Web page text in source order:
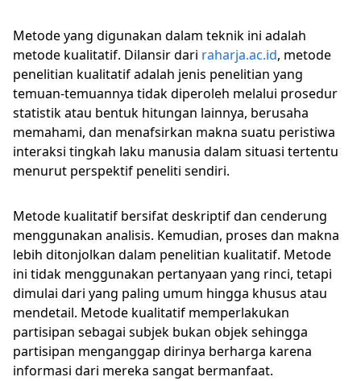
Metode yang digunakan dalam teknik ini adalah
metode kualitatif. Dilansir dari raharja.ac.id, metode
penelitian kualitatif adalah jenis penelitian yang
temuan-temuannya tidak diperoleh melalui prosedur
statistik atau bentuk hitungan lainnya, berusaha
memahami, dan menafsirkan makna suatu peristiwa
interaksi tingkah laku manusia dalam situasi tertentu
menurut perspektif peneliti sendiri.
Metode kualitatif bersifat deskriptif dan cenderung
menggunakan analisis. Kemudian, proses dan makna
lebih ditonjolkan dalam penelitian kualitatif. Metode
ini tidak menggunakan pertanyaan yang rinci, tetapi
dimulai dari yang paling umum hingga khusus atau
mendetail. Metode kualitatif memperlakukan
partisipan sebagai subjek bukan objek sehingga
partisipan menganggap dirinya berharga karena
informasi dari mereka sangat bermanfaat.